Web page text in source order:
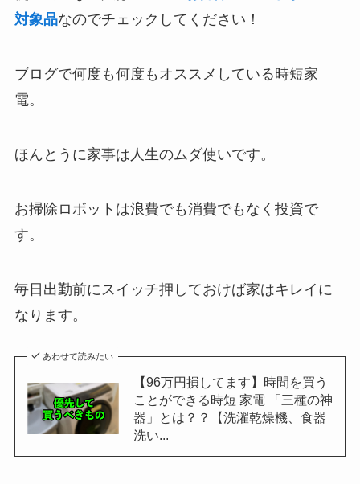
対象品なのでチェックしてください！
ブログで何度も何度もオススメしている時短家
電。
ほんとうに家事は人生のムダ使いです。
お掃除ロボットは浪費でも消費でもなく投資で
す。
毎日出勤前にスイッチ押しておけば家はキレイに
なります。
あわせて読みたい
【96万円損してます】時間を買う
ことができる時短 家電 「三種の神
器」とは？？【洗濯乾燥機、食器
洗い...